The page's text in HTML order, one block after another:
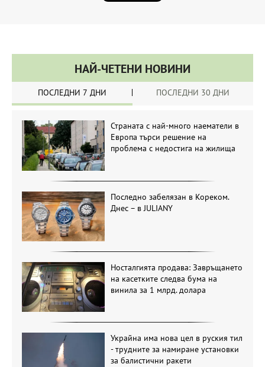
НАЙ-ЧЕТЕНИ НОВИНИ
ПОСЛЕДНИ 7 ДНИ ПОСЛЕДНИ 30 ДНИ
Страната с най-много наематели в
Европа търси решение на
проблема с недостига на жилища
Последно забелязан в Кореком.
Днес – в JULIANY
Носталгията продава: Завръщането
на касетките следва бума на
винила за 1 млрд. долара
Украйна има нова цел в руския тил
- трудните за намиране установки
за балистични ракети